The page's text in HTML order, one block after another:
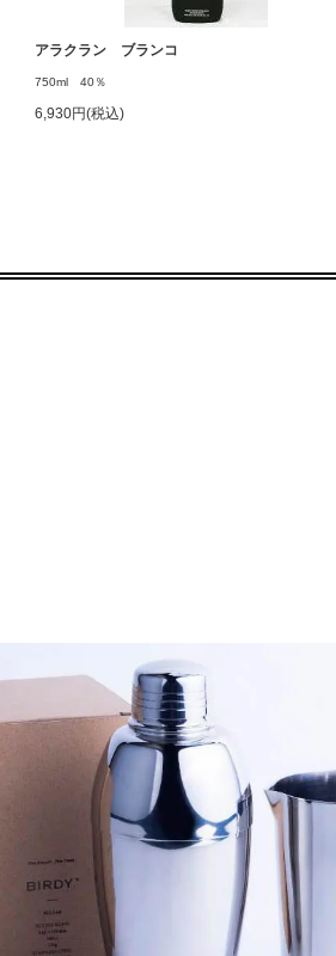
アラクラン ブランコ
750ml 40％
6,930円(税込)